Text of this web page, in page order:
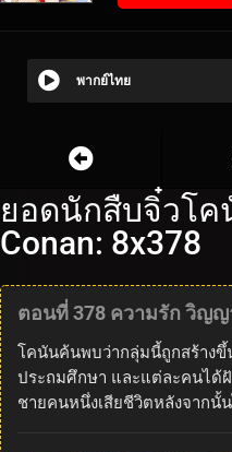
พากย์ไทย
ยอดนักสืบจิ๋วโค
Conan: 8x378
ตอนที่ 378 ความรัก วิญ
โคนันค้นพบว่ากลุ่มนี้ถูกสร้างขึ้
ประถมศึกษา และแต่ละคนได้
ชายคนหนึ่งเสียชีวิตหลังจากนั้